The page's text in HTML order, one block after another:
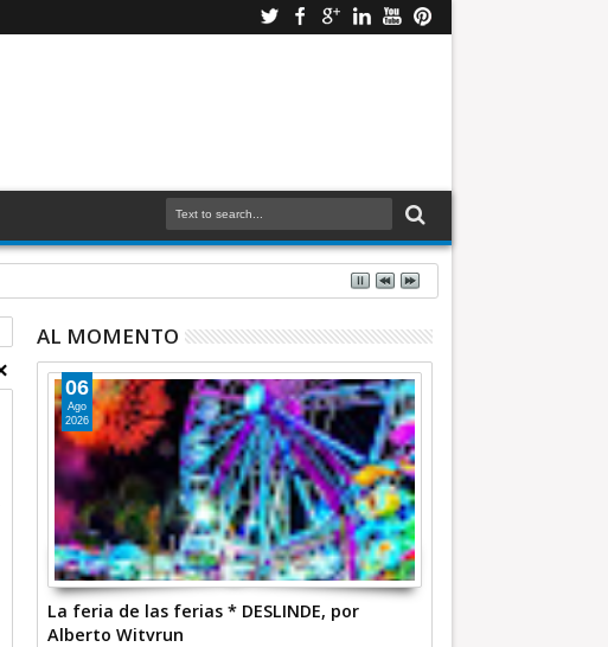
AL MOMENTO
La feria de las ferias * DESLINDE, por
Alberto Witvrun
06
Ago
2026